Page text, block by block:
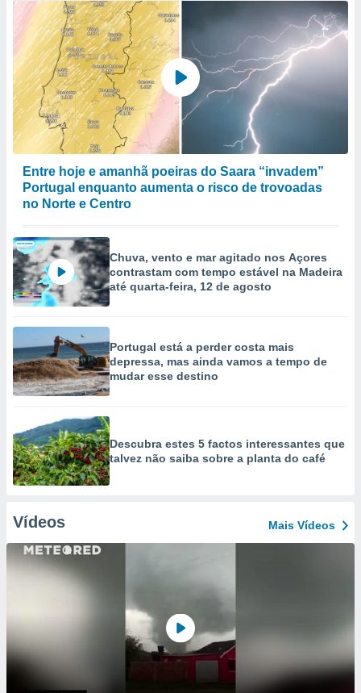
Entre hoje e amanhã poeiras do Saara “invadem”
Portugal enquanto aumenta o risco de trovoadas
no Norte e Centro
Chuva, vento e mar agitado nos Açores
contrastam com tempo estável na Madeira
até quarta-feira, 12 de agosto
Portugal está a perder costa mais
depressa, mas ainda vamos a tempo de
mudar esse destino
Descubra estes 5 factos interessantes que
talvez não saiba sobre a planta do café
Vídeos Mais Vídeos